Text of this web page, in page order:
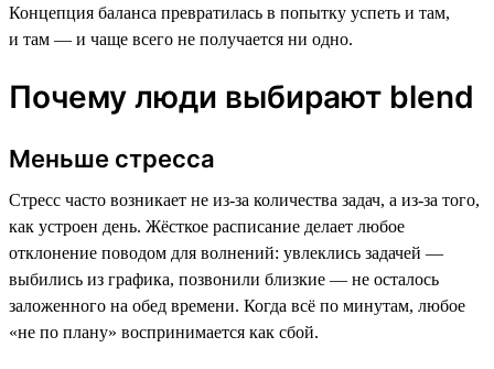
Концепция баланса превратилась в попытку успеть и там,
и там — и чаще всего не получается ни одно.
Почему люди выбирают blend
Меньше стресса
Стресс часто возникает не из-за количества задач, а из-за того,
как устроен день. Жёсткое расписание делает любое
отклонение поводом для волнений: увлеклись задачей —
выбились из графика, позвонили близкие — не осталось
заложенного на обед времени. Когда всё по минутам, любое
«не по плану» воспринимается как сбой.